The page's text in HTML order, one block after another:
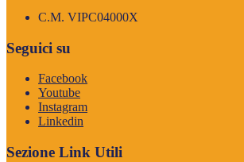
C.M. VIPC04000X
Seguici su
Facebook
Youtube
Instagram
Linkedin
Sezione Link Utili